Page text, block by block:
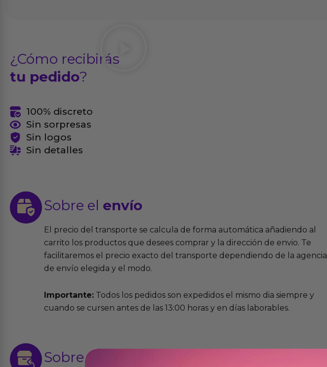
¿Cómo recibirás
tu pedido?
100% discreto
Sin sorpresas
Sin logos
Sin detalles
Sobre el envío
El precio del transporte se calcula de forma automática añadiendo al
carrito los productos que desees comprar y la dirección de envio. Te
facilitaremos el precio exacto del transporte dependiendo de la agencia
de envío elegida y el modo.
Importante: Todos los pedidos son expedidos el mismo dia siempre y
cuando se cursen antes de las 13:00 horas y en días laborables.
Sobre las